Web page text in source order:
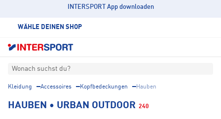
INTERSPORT App downloaden
WÄHLE DEINEN SHOP
Wonach suchst du?
Kleidung Accessoires Kopfbedeckungen Hauben
HAUBEN • URBAN OUTDOOR 240